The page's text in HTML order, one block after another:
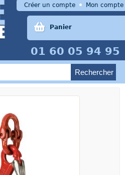
01 60 05 94 95
Panier
Créer un compte Mon compte